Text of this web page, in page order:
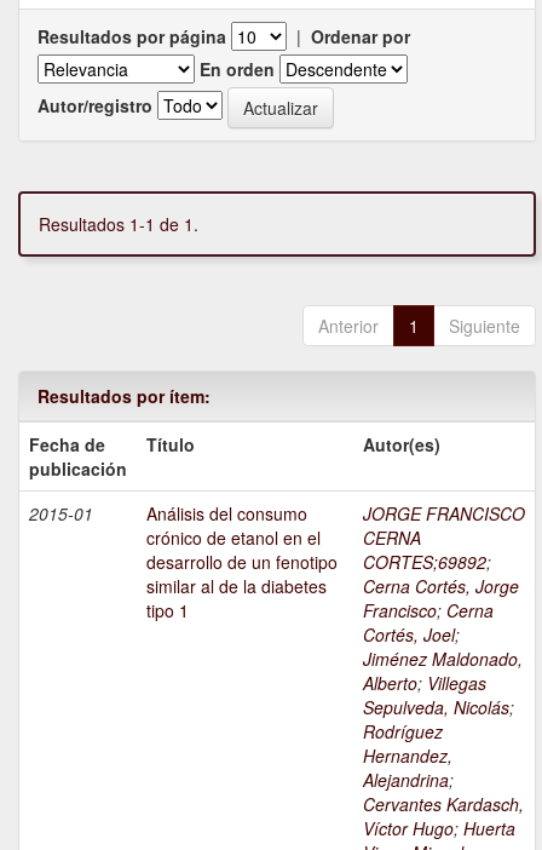
Resultados por página | Ordenar por
En orden
Autor/registro
Resultados 1-1 de 1.
Anterior 1 Siguiente
Resultados por ítem:
Fecha de
publicación
Título Autor(es)
2015-01
Análisis del consumo
crónico de etanol en el
desarrollo de un fenotipo
similar al de la diabetes
tipo 1
JORGE FRANCISCO
CERNA
CORTES;69892;
Cerna Cortés, Jorge
Francisco; Cerna
Cortés, Joel;
Jiménez Maldonado,
Alberto; Villegas
Sepulveda, Nicolás;
Rodríguez
Hernandez,
Alejandrina;
Cervantes Kardasch,
Víctor Hugo; Huerta